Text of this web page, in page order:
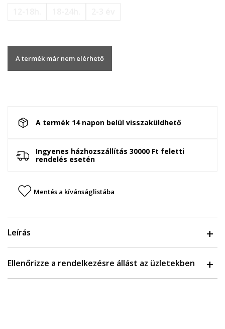
A termék már nem elérhető
A termék 14 napon belül visszaküldhető
Ingyenes házhozszállítás 30000 Ft feletti
rendelés esetén
Mentés a kívánságlistába
Leírás
Ellenőrizze a rendelkezésre állást az üzletekben